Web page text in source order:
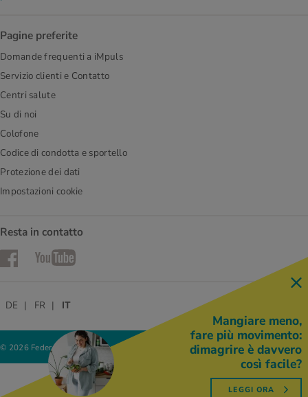
Pagine preferite
Domande frequenti a iMpuls
Servizio clienti e Contatto
Centri salute
Su di noi
Colofone
Codice di condotta e sportello
Protezione dei dati
Impostazioni cookie
Resta in contatto
FacebookYouTube
© 2026 Federazione delle cooperative Migros
DE FR IT
Mangiare meno,
fare più movimento:
dimagrire è davvero
così facile?
LEGGI ORA